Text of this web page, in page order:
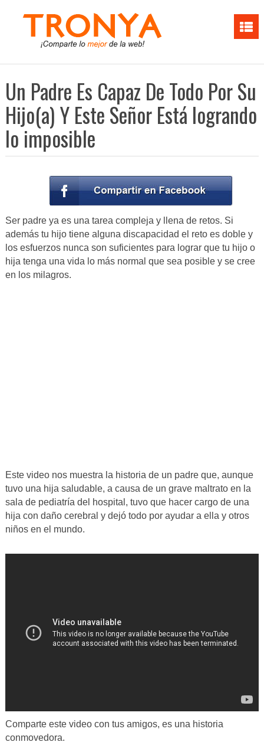
Un Padre Es Capaz De Todo Por Su
Hijo(a) Y Este Señor Está logrando
lo imposible
Ser padre ya es una tarea compleja y llena de retos. Si
además tu hijo tiene alguna discapacidad el reto es doble y
los esfuerzos nunca son suficientes para lograr que tu hijo o
hija tenga una vida lo más normal que sea posible y se cree
en los milagros.
Este video nos muestra la historia de un padre que, aunque
tuvo una hija saludable, a causa de un grave maltrato en la
sala de pediatría del hospital, tuvo que hacer cargo de una
hija con daño cerebral y dejó todo por ayudar a ella y otros
niños en el mundo.
Comparte este video con tus amigos, es una historia
conmovedora.